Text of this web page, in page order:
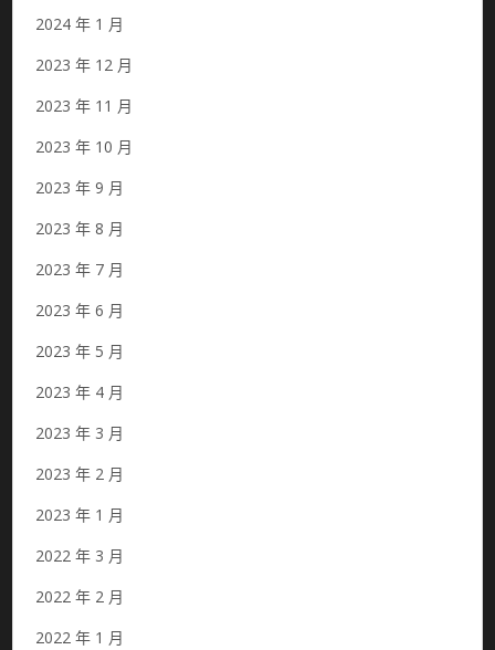
2024 年 1 月
2023 年 12 月
2023 年 11 月
2023 年 10 月
2023 年 9 月
2023 年 8 月
2023 年 7 月
2023 年 6 月
2023 年 5 月
2023 年 4 月
2023 年 3 月
2023 年 2 月
2023 年 1 月
2022 年 3 月
2022 年 2 月
2022 年 1 月